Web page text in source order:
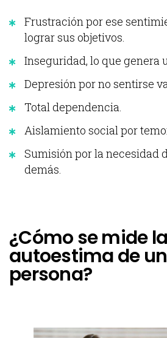
Frustración por ese
lograr sus objetivos.
Inseguridad, lo que genera
Depresión por no sentirse
Total dependencia.
Aislamiento social por
Sumisión por la necesidad
demás.
¿Cómo se mide la
autoestima de
persona?